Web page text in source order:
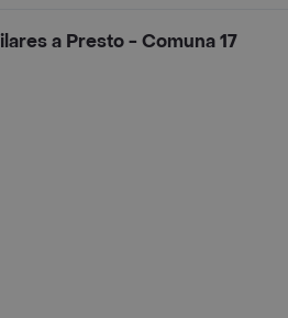
a Presto - Comuna 17